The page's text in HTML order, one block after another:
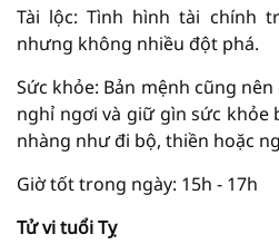
Tài lộc: Tình hình tài chính
nhưng không nhiều đột phá.
Sức khỏe: Bản mệnh cũng
nghỉ ngơi và giữ gìn sức khỏe
nhàng như đi bộ, thiền hoặc
Giờ tốt trong ngày: 15h - 17h
Tử vi tuổi Tỵ